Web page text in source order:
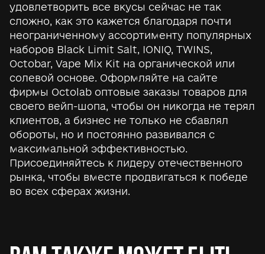
удовлетворить все вкусы сейчас не так
сложно, как это кажется благодаря почти
неограниченному ассортименту популярных
наборов Black Limit Salt, IONIQ, TWINS,
Octobar, Vape Mix Kit на органической или
солевой основе. Оформляйте на сайте
фирмы Octolab оптовые заказы товаров для
своего вейп-шопа, чтобы он никогда не терял
клиентов, а бизнес не только не сбавлял
обороты, но и постоянно развивался с
максимальной эффективностью.
Присоединяйтесь к лидеру отечественного
рынка, чтобы вместе продвигаться к победе
во всех сферах жизни.